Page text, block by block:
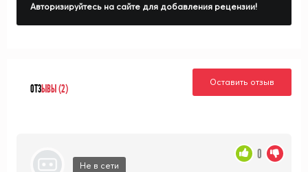
Авторизируйтесь на сайте для добавления рецензии!
ОТЗЫВЫ (2)
Оставить отзыв
Не в сети
0